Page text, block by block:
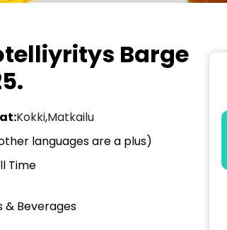
Barge
Kokki,Matkailu
languages are a plus)
Time
& Beverages